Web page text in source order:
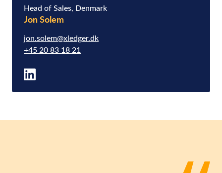
Head of Sales, Denmark
Jon Solem
jon.solem@xledger.dk
+45 20 83 18 21